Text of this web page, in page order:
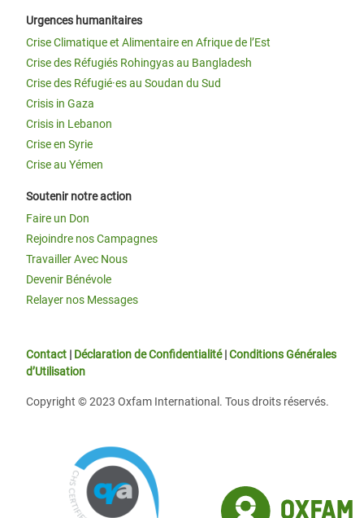
Urgences humanitaires
Crise Climatique et Alimentaire en Afrique de l’Est
Crise des Réfugiés Rohingyas au Bangladesh
Crise des Réfugié·es au Soudan du Sud
Crisis in Gaza
Crisis in Lebanon
Crise en Syrie
Crise au Yémen
Soutenir notre action
Faire un Don
Rejoindre nos Campagnes
Travailler Avec Nous
Devenir Bénévole
Relayer nos Messages
Contact | Déclaration de Confidentialité|Conditions Générales
d’Utilisation
Copyright © 2023 Oxfam International. Tous droits réservés.